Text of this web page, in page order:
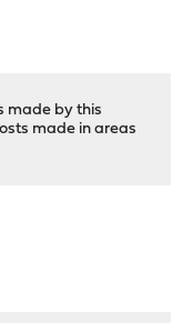
made by this
made in areas